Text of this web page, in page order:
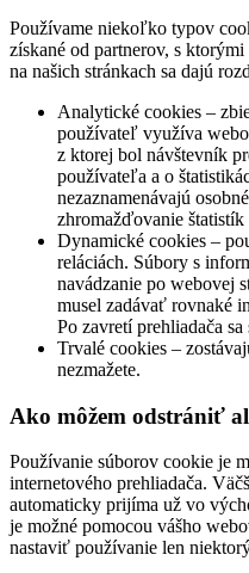
Používame niekoľko typov
získané od partnerov, s
na našich stránkach sa dajú
Analytické cookies –
používateľ využíva
z ktorej bol návštevník
používateľa a o
nezaznamenávajú
zhromažďovanie
Dynamické cookies –
reláciách. Súbory s
navádzanie po webovej
musel zadávať rovnaké
Po zavretí prehliadača
Trvalé cookies –
nezmažete.
Ako môžem odstrániť
Používanie súborov cookie je
internetového prehliadača.
automaticky prijíma už vo
je možné pomocou vášho
nastaviť používanie len